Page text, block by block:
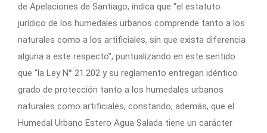
de Apelaciones de Santiago, indica que “el estatuto
jurídico de los humedales urbanos comprende tanto a los
naturales como a los artificiales, sin que exista diferencia
alguna a este respecto”, puntualizando en este sentido
que “la Ley N° 21.202 y su reglamento entregan idéntico
grado de protección tanto a los humedales urbanos
naturales como artificiales, constando, además, que el
Humedal Urbano Estero Agua Salada tiene un carácter